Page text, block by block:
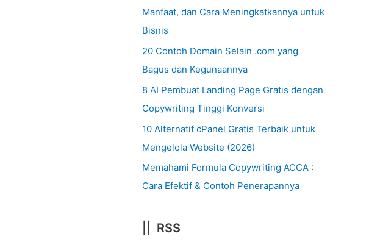
Manfaat, dan Cara Meningkatkannya untuk
Bisnis
20 Contoh Domain Selain .com yang
Bagus dan Kegunaannya
8 AI Pembuat Landing Page Gratis dengan
Copywriting Tinggi Konversi
10 Alternatif cPanel Gratis Terbaik untuk
Mengelola Website (2026)
Memahami Formula Copywriting ACCA :
Cara Efektif & Contoh Penerapannya
|| RSS